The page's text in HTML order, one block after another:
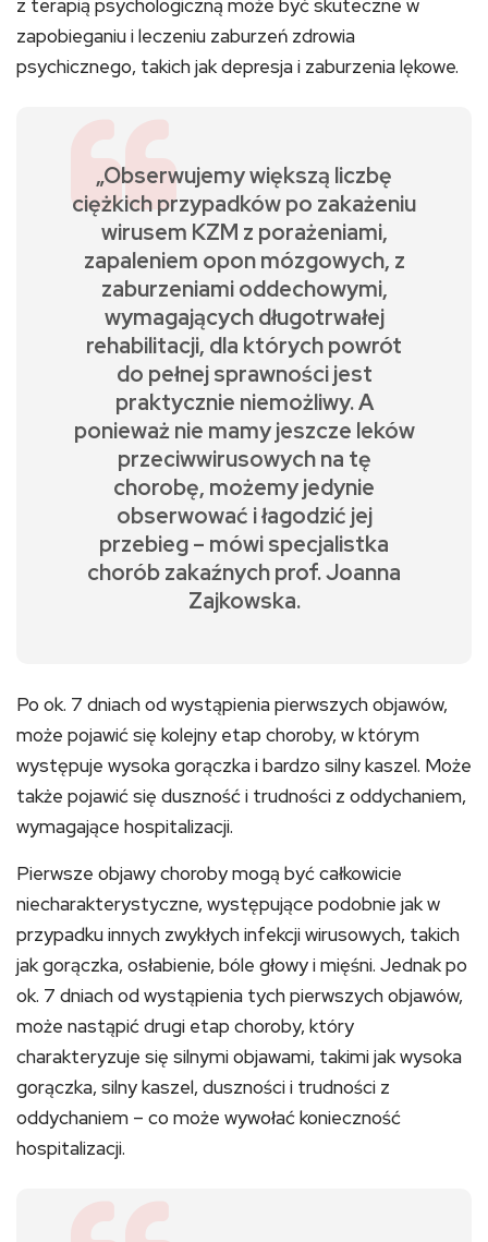
z terapią psychologiczną może być skuteczne w
zapobieganiu i leczeniu zaburzeń zdrowia
psychicznego, takich jak depresja i zaburzenia lękowe.
„Obserwujemy większą liczbę
ciężkich przypadków po zakażeniu
wirusem KZM z porażeniami,
zapaleniem opon mózgowych, z
zaburzeniami oddechowymi,
wymagających długotrwałej
rehabilitacji, dla których powrót
do pełnej sprawności jest
praktycznie niemożliwy. A
ponieważ nie mamy jeszcze leków
przeciwwirusowych na tę
chorobę, możemy jedynie
obserwować i łagodzić jej
przebieg – mówi specjalistka
chorób zakaźnych prof. Joanna
Zajkowska.
Po ok. 7 dniach od wystąpienia pierwszych objawów,
może pojawić się kolejny etap choroby, w którym
występuje wysoka gorączka i bardzo silny kaszel. Może
także pojawić się duszność i trudności z oddychaniem,
wymagające hospitalizacji.
Pierwsze objawy choroby mogą być całkowicie
niecharakterystyczne, występujące podobnie jak w
przypadku innych zwykłych infekcji wirusowych, takich
jak gorączka, osłabienie, bóle głowy i mięśni. Jednak po
ok. 7 dniach od wystąpienia tych pierwszych objawów,
może nastąpić drugi etap choroby, który
charakteryzuje się silnymi objawami, takimi jak wysoka
gorączka, silny kaszel, duszności i trudności z
oddychaniem – co może wywołać konieczność
hospitalizacji.